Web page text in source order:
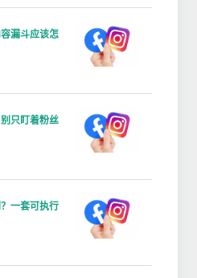
漏斗应该怎
只盯着粉丝
一套可执行